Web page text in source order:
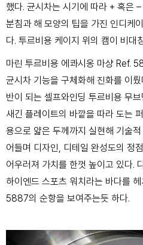
했다. 균시차는 시기에 따라 + 혹은
분침과 해 모양의 팁을 가진 인디케
다. 투르비용 케이지 위의 캠이 비대
마린 투르비용 에콰시옹 마샹 Ref.
균시차 기능을 구체화해 진화를 이
반이 되는 셀프와인딩 투르비용 무
새긴 플레이트의 바깥을 따라 도는
용으로 얇은 두께까지 실현해 기술
어들며 디자인, 디테일 완성도의 정
어우러져 가치를 한껏 높이고 있다.
하이엔드 스포츠 워치라는 바다를
5887의 순항을 보여주는듯 하다.